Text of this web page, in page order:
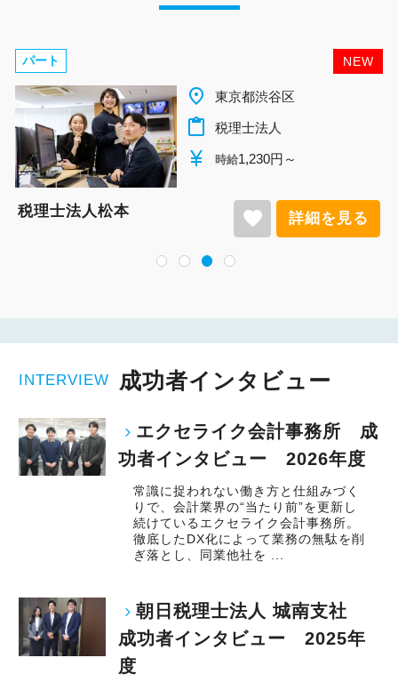
NEW
パート
place 千葉県柏市
content_paste 税理士法人
currency_yen 時給1,140円～
税理士法人松本 favorite 詳細を見る
INTERVIEW 成功者インタビュー
エクセライク会計事務所 成
功者インタビュー 2026年度
常識に捉われない働き方と仕組みづく
りで、会計業界の“当たり前”を更新し
続けているエクセライク会計事務所。
徹底したDX化によって業務の無駄を削
ぎ落とし、同業他社を ...
朝日税理士法人 城南支社
成功者インタビュー 2025年
度